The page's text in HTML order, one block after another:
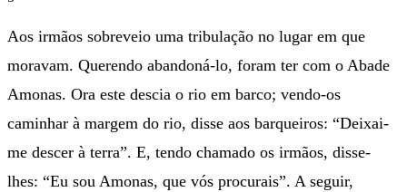
Aos irmãos sobreveio uma tribulação no lugar em que
moravam. Querendo abandoná-lo, foram ter com o Abade
Amonas. Ora este descia o rio em barco; vendo-os
caminhar à margem do rio, disse aos barqueiros: “Deixai-
me descer à terra”. E, tendo chamado os irmãos, disse-
lhes: “Eu sou Amonas, que vós procurais”. A seguir,